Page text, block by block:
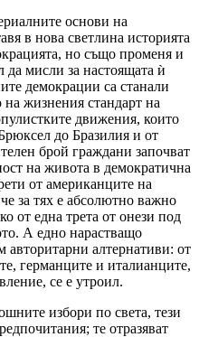
основи на
в нова светлина историята
но също променя и
да мисли за настоящата ѝ
демокрации са станали
жизнения стандарт на
движения, които
до Бразилия и от
брой граждани започват
на живота в демократична
от американците на
за тях е абсолютно важно
от една трета от онези под
А едно нарастващо
алтернативи: от
германците и италианците,
се е утроил.
избори по света, тези
те отразяват